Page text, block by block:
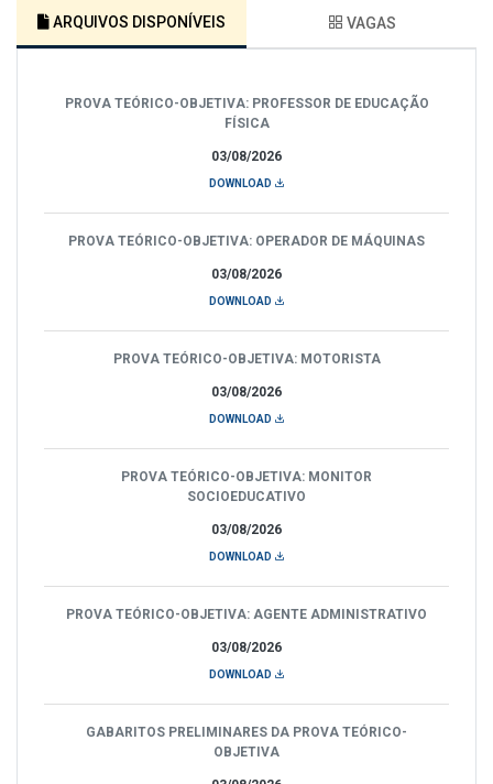
ARQUIVOS DISPONÍVEIS VAGAS
03/08/2026
PROVA TEÓRICO-OBJETIVA: PROFESSOR DE EDUCAÇÃO
FÍSICA
DOWNLOAD
03/08/2026
PROVA TEÓRICO-OBJETIVA: OPERADOR DE MÁQUINAS
DOWNLOAD
03/08/2026
PROVA TEÓRICO-OBJETIVA: MOTORISTA
DOWNLOAD
03/08/2026
PROVA TEÓRICO-OBJETIVA: MONITOR
SOCIOEDUCATIVO
DOWNLOAD
03/08/2026
PROVA TEÓRICO-OBJETIVA: AGENTE ADMINISTRATIVO
DOWNLOAD
GABARITOS PRELIMINARES DA PROVA TEÓRICO-
OBJETIVA